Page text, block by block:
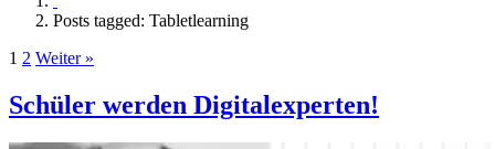
Posts tagged: Tabletlearning
1 2 Weiter »
Schüler werden Digitalexperten!